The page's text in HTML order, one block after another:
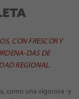
CON FRESCOR Y
DAS DE
REGIONAL.
como una vigorosa -y